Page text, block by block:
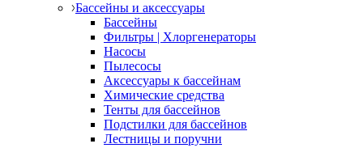
Бассейны и аксессуары
Бассейны
Фильтры | Хлоргенераторы
Насосы
Пылесосы
Аксессуары к бассейнам
Химические средства
Тенты для бассейнов
Подстилки для бассейнов
Лестницы и поручни